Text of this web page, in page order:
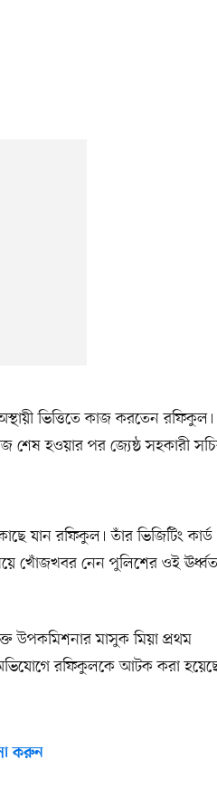
ভিত্তিতে কাজ করতেন রফিকুল।
শেষ হওয়ার পর জ্যেষ্ঠ সহকারী
যান রফিকুল। তাঁর ভিজিটিং কার্ড
খোঁজখবর নেন পুলিশের ওই
উপকমিশনার মাসুক মিয়া প্রথম
রফিকুলকে আটক করা
করুন